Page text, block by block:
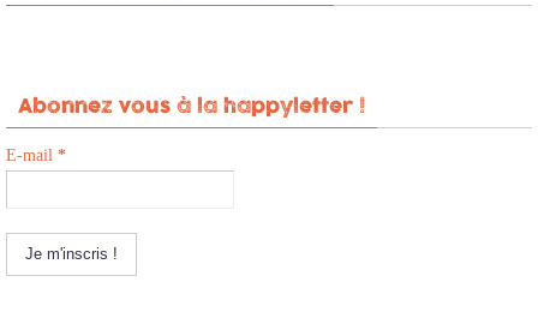
Abonnez vous à la happyletter !
E-mail *